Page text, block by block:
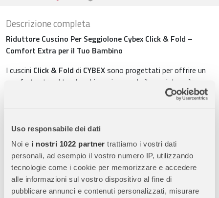
Uso responsabile dei dati
Noi e i nostri 1022 partner trattiamo i vostri dati
personali, ad esempio il vostro numero IP, utilizzando
tecnologie come i cookie per memorizzare e accedere
alle informazioni sul vostro dispositivo al fine di
pubblicare annunci e contenuti personalizzati, misurare
Descrizione completa
Riduttore Cuscino Per Seggiolone Cybex Click & Fold –
Comfort Extra per il Tuo Bambino
I cuscini Click & Fold di CYBEXsono progettati per offrire un
comfort extra al tuo bambino, sia quando il seggiolone è
configurato con il baby set che quando viene utilizzato come
aggiuntivo per un comfort ottimale.
Caratteristiche principali:-Comfort Aggiuntivo:Imbottitura
morbida e resistente per una seduta più confortevole. -
Versatilità:Include un cuscino per il baby set e cuscini per lo
schienale e il sedile quando il seggiolone viene trasformato in
una sedia per bambini. -Facile Installazione:Facile da